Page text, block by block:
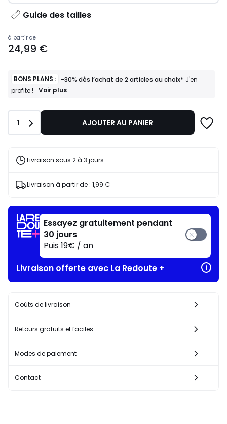
Guide des tailles
Prix
à
24,99
€.
à partir de
24,99 €
BONS PLANS : -30% dès l’achat de 2 articles au choix* J'en
profite !
BONS
-30%
l’achat
articles
J'en
Voir plus
Quantité
1 AJOUTER AU PANIER
Livraison sous 2 à 3 jours
Livraison à partir de : 1,99 €
Essayez gratuitement pendant
30 jours
Puis 19€ / an
Livraison offerte avec La Redoute +
Coûts de livraison
Retours gratuits et faciles
Modes de paiement
Contact